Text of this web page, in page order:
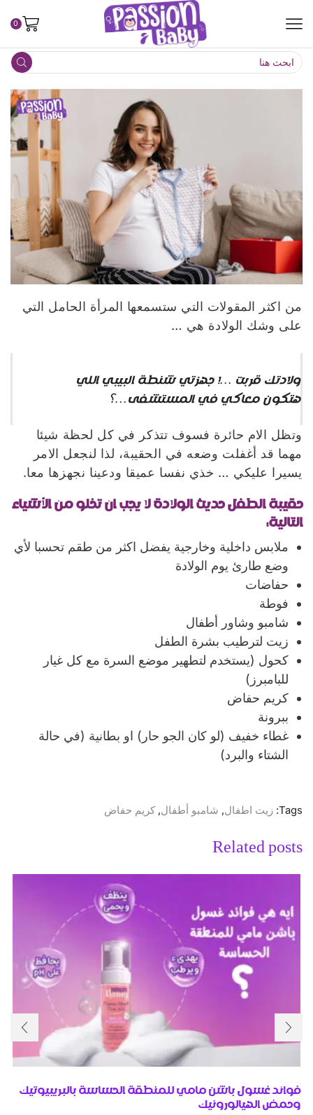
0
من اكثر المقولات التي ستسمعها المرأة الحامل التي
على وشك الولادة هي …
ولادتك قربت …! جهزتي شنطة البيبي اللي
هتكون معاكي في المستشفى…؟
وتظل الام حائرة فسوف تتذكر في كل لحظة شيئا
مهما قد أغفلت وضعه في الحقيبة، لذا لنجعل الامر
يسيرا عليكي … خذي نفسا عميقا ودعينا نجهزها معا.
حقيبة الطفل حديث الولادة لا يجب ان تخلو من الأشياء
التالية:
ملابس داخلية وخارجية يفضل اكثر من طقم تحسبا لأي
وضع طارئ يوم الولادة
حفاضات
فوطة
شامبو وشاور أطفال
زيت لترطيب بشرة الطفل
كحول (يستخدم لتطهير موضع السرة مع كل غيار
للبامبرز)
كريم حفاض
ببرونة
غطاء خفيف (لو كان الجو حار) او بطانية (في حالة
الشتاء والبرد)
Tags: زيت اطفال, شامبو أطفال, كريم حفاض
Related posts
فوائد غسول باشن مامي للمنطقة الحساسة بالبريبيوتيك
وحمض الهيالورونيك